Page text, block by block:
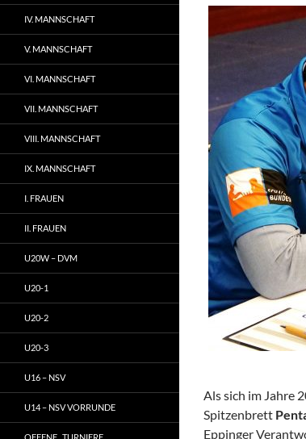
Als sich im Jahre
Spitzenbrett
Eppinger
IV. MANNSCHAFT
V. MANNSCHAFT
VI. MANNSCHAFT
VII. MANNSCHAFT
VIII. MANNSCHAFT
IX. MANNSCHAFT
I. FRAUEN
II. FRAUEN
U20W – DVM
U20-1
U20-2
U20-3
U16 – NSV
U14 – NSV VORRUNDE